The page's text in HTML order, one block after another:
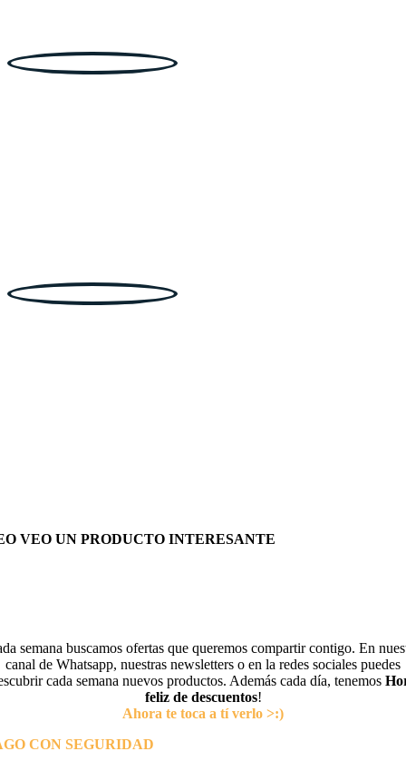
VEO UN PRODUCTO INTERESANTE
semana buscamos ofertas que queremos compartir contigo. En
canal de Whatsapp, nuestras newsletters o en la redes sociales puedes
cada semana nuevos productos. Además cada día, tenemos
feliz de descuentos!
Ahora te toca a tí verlo >:)
CON SEGURIDAD